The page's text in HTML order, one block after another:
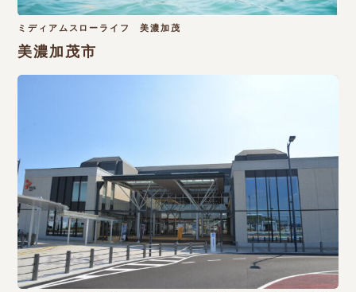
ミディアムスローライフ 美濃加茂
美濃加茂市